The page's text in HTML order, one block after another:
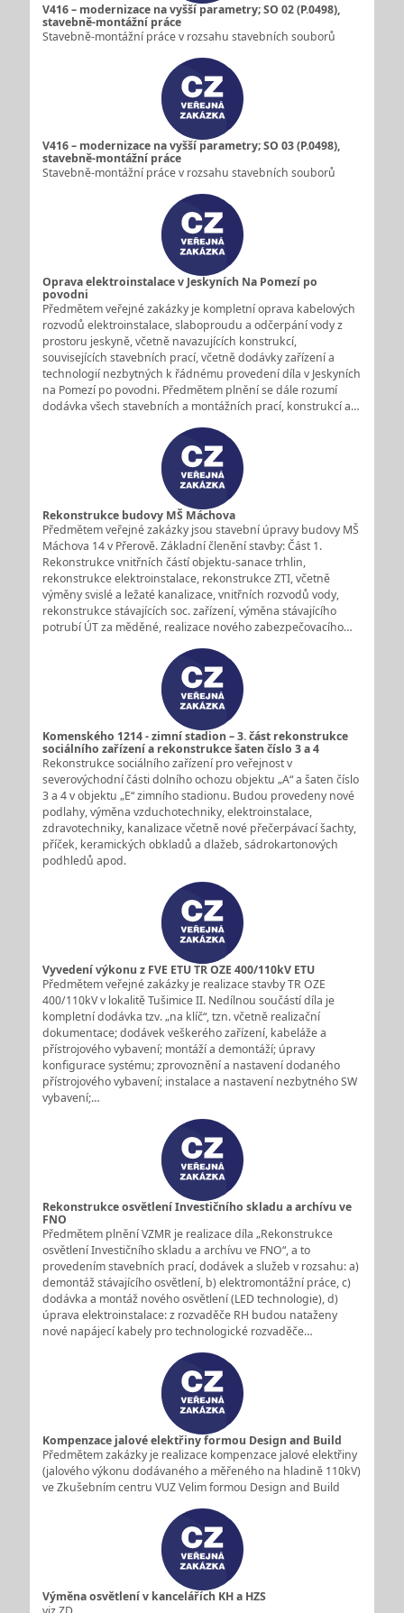
V416 – modernizace na vyšší parametry; SO 02 (P.0498),
stavebně-montážní práce
Stavebně-montážní práce v rozsahu stavebních souborů
V416 – modernizace na vyšší parametry; SO 03 (P.0498),
stavebně-montážní práce
Stavebně-montážní práce v rozsahu stavebních souborů
Oprava elektroinstalace v Jeskyních Na Pomezí po
povodni
Předmětem veřejné zakázky je kompletní oprava kabelových
rozvodů elektroinstalace, slaboproudu a odčerpání vody z
prostoru jeskyně, včetně navazujících konstrukcí,
souvisejících stavebních prací, včetně dodávky zařízení a
technologií nezbytných k řádnému provedení díla v Jeskyních
na Pomezí po povodni. Předmětem plnění se dále rozumí
dodávka všech stavebních a montážních prací, konstrukcí a…
Rekonstrukce budovy MŠ Máchova
Předmětem veřejné zakázky jsou stavební úpravy budovy MŠ
Máchova 14 v Přerově. Základní členění stavby: Část 1.
Rekonstrukce vnitřních částí objektu-sanace trhlin,
rekonstrukce elektroinstalace, rekonstrukce ZTI, včetně
výměny svislé a ležaté kanalizace, vnitřních rozvodů vody,
rekonstrukce stávajících soc. zařízení, výměna stávajícího
potrubí ÚT za měděné, realizace nového zabezpečovacího…
Komenského 1214 - zimní stadion – 3. část rekonstrukce
sociálního zařízení a rekonstrukce šaten číslo 3 a 4
Rekonstrukce sociálního zařízení pro veřejnost v
severovýchodní části dolního ochozu objektu „A“ a šaten číslo
3 a 4 v objektu „E“ zimního stadionu. Budou provedeny nové
podlahy, výměna vzduchotechniky, elektroinstalace,
zdravotechniky, kanalizace včetně nové přečerpávací šachty,
příček, keramických obkladů a dlažeb, sádrokartonových
podhledů apod.
Vyvedení výkonu z FVE ETU TR OZE 400/110kV ETU
Předmětem veřejné zakázky je realizace stavby TR OZE
400/110kV v lokalitě Tušimice II. Nedílnou součástí díla je
kompletní dodávka tzv. „na klíč“, tzn. včetně realizační
dokumentace; dodávek veškerého zařízení, kabeláže a
přístrojového vybavení; montáží a demontáží; úpravy
konfigurace systému; zprovoznění a nastavení dodaného
přístrojového vybavení; instalace a nastavení nezbytného SW
vybavení;…
Rekonstrukce osvětlení Investičního skladu a archívu ve
FNO
Předmětem plnění VZMR je realizace díla „Rekonstrukce
osvětlení Investičního skladu a archívu ve FNO“, a to
provedením stavebních prací, dodávek a služeb v rozsahu: a)
demontáž stávajícího osvětlení, b) elektromontážní práce, c)
dodávka a montáž nového osvětlení (LED technologie), d)
úprava elektroinstalace: z rozvaděče RH budou nataženy
nové napájecí kabely pro technologické rozvaděče…
Kompenzace jalové elektřiny formou Design and Build
Předmětem zakázky je realizace kompenzace jalové elektřiny
(jalového výkonu dodávaného a měřeného na hladině 110kV)
ve Zkušebním centru VUZ Velim formou Design and Build
Výměna osvětlení v kancelářích KH a HZS